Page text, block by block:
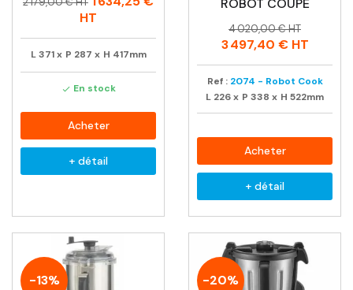
HT
L 371 x P 287 x H 417mm
 En stock
Acheter
+ détail
ROBOT COUPE
Prix
Prix
habituel
4 020,00 € HT
3 497,40 €HT
Ref : 2074 - Robot Cook
L 226x P 338 x H 522mm
Acheter
+ détail
-13% -20%